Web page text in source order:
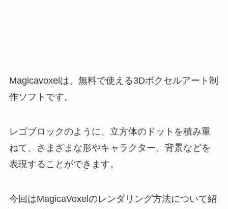
Magicavoxelは、無料で使える3Dボクセルアート制
作ソフトです。
レゴブロックのように、立方体のドットを積み重
ねて、さまざまな形やキャラクター、背景などを
表現することができます。
今回はMagicaVoxelのレンダリング方法について紹